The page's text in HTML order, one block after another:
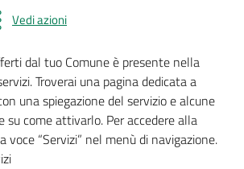
Vedi azioni
dal tuo Comune è presente nella
Troverai una pagina dedicata a
una spiegazione del servizio e alcune
su come attivarlo. Per accedere alla
voce “Servizi” nel menù di navigazione.